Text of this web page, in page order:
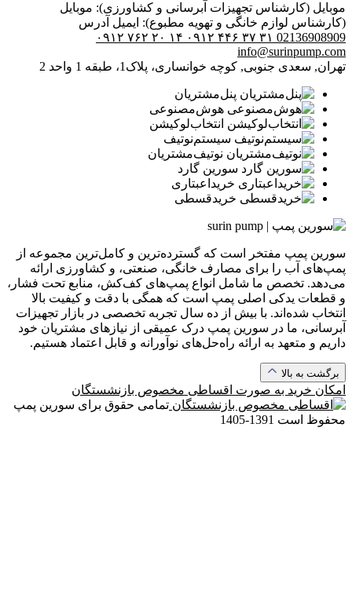
موبایل (کارشناس تجهیزات آبرسانی و کشاورزی): موبایل
(کارشناس لوازم خانگی و تهویه مطبوع): ایمیل آدرس
02136908909 ۰۹۱۲ ۴۴۶ ۳۷ ۳۱ ۰۹۱۲ ۷۶۲ ۲۰ ۱۴
info@surinpump.com
تهران, سعدی جنوبی, کوچه خوانساری، پلاک1، طبقه 1 واحد 2
پنل‌مشتریان
هوش‌مصنوعی
انتخاب‌لوکیشن
سیستم‌نوتیف
نوتیف‌مشتریان
سورین گارد
خرید‌اعبتاری
خرید‌قسطی
سورین پمپ مفتخر است که گسترده‌ترین و کامل‌ترین مجموعه از
پمپ‌های آب را برای مصارف خانگی، صنعتی، و کشاورزی ارائه
می‌دهد. تخصص ما شامل انواع پمپ‌های کف‌کش، منابع تحت فشار،
و قطعات یدکی اصلی پمپ است که همگی با دقت و کیفیت بالا
انتخاب شده‌اند. با بیش از ده سال تجربه تخصصی در بازار تجهیزات
آبرسانی، ما در سورین پمپ درک عمیقی از نیازهای مشتریان خود
داریم و متعهد به ارائه راه‌حل‌های نوآورانه و قابل اعتماد هستیم.
برگشت به بالا
امکان خرید به صورت اقساطی مخصوص بازنشستگان
تمامی حقوق برای سورین پمپ
محفوظ است 1391-1405